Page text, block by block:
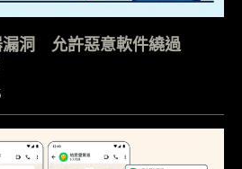
洞 允許惡意軟件繞過